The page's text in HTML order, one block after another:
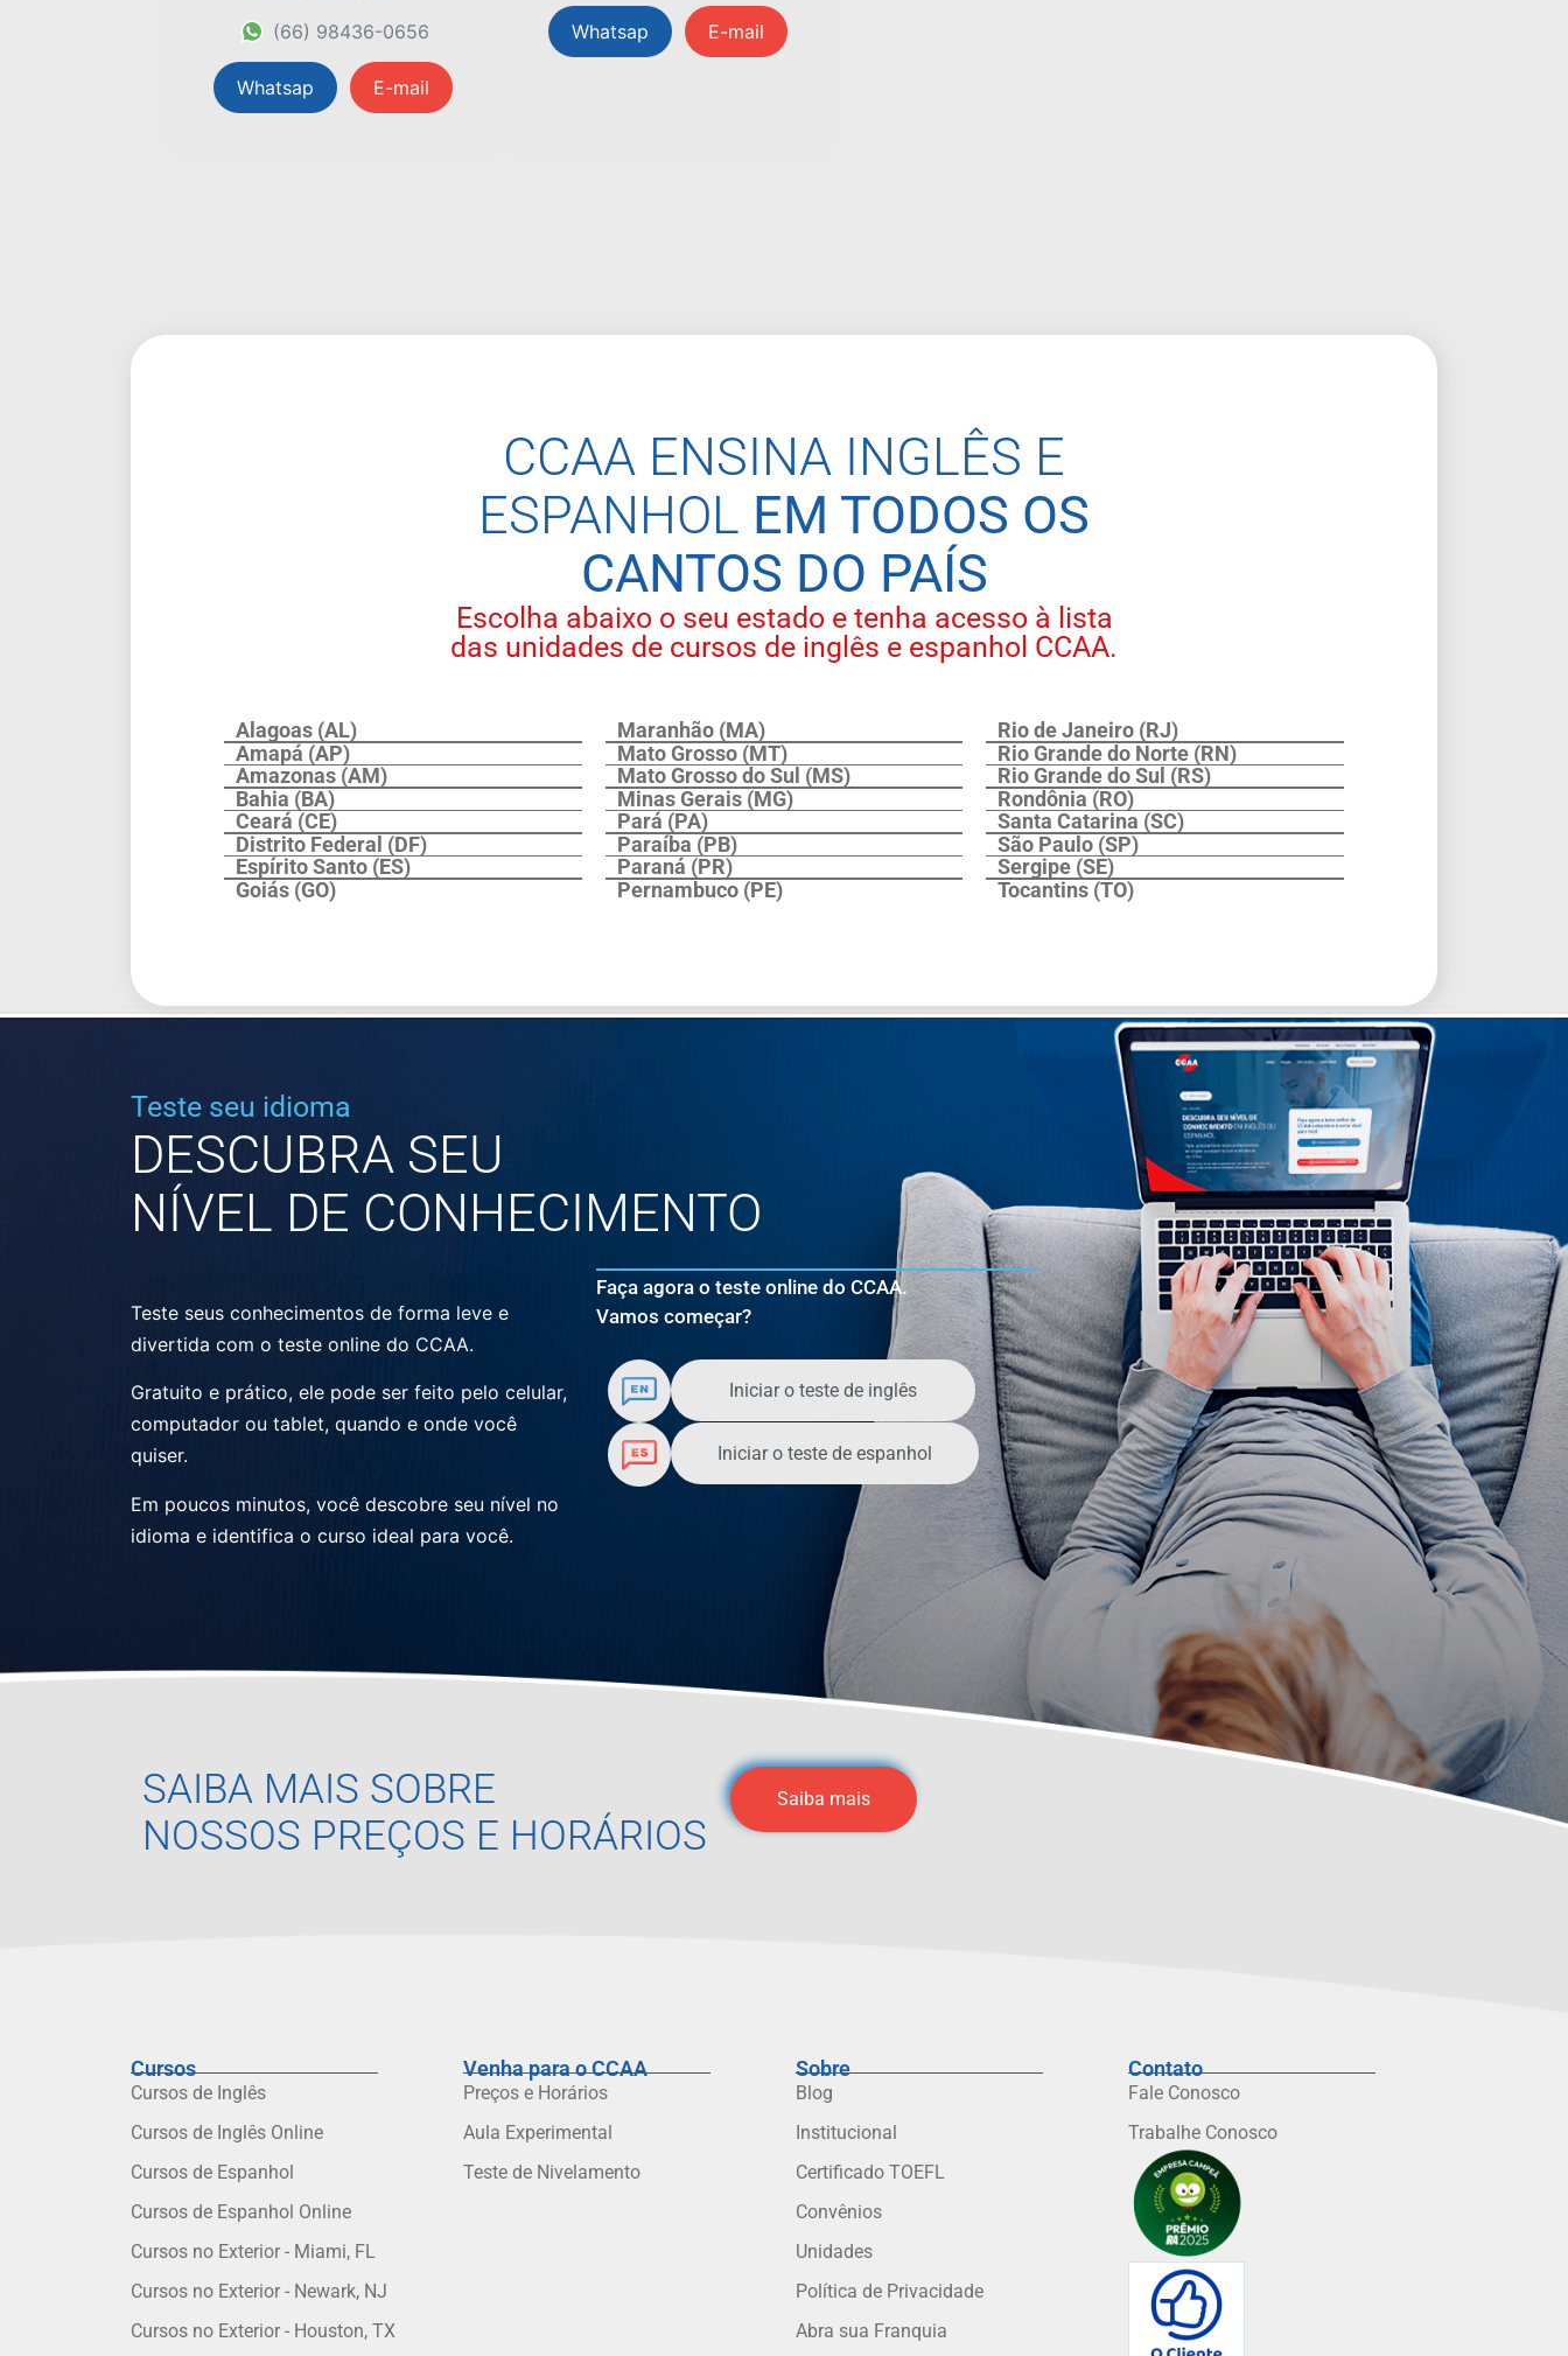
(66) 98436-0656
Whatsap E-mail
Whatsap E-mail
CCAA ENSINA INGLÊS E
ESPANHOL EM TODOS OS
CANTOS DO PAÍS
Escolha abaixo o seu estado e tenha acesso à lista
das unidades de cursos de inglês e espanhol CCAA.
Alagoas (AL)
Amapá (AP)
Amazonas (AM)
Bahia (BA)
Ceará (CE)
Distrito Federal (DF)
Espírito Santo (ES)
Goiás (GO)
Maranhão (MA)
Mato Grosso (MT)
Mato Grosso do Sul (MS)
Minas Gerais (MG)
Pará (PA)
Paraíba (PB)
Paraná (PR)
Pernambuco (PE)
Rio de Janeiro (RJ)
Rio Grande do Norte (RN)
Rio Grande do Sul (RS)
Rondônia (RO)
Santa Catarina (SC)
São Paulo (SP)
Sergipe (SE)
Tocantins (TO)
Teste seu idioma
DESCUBRA SEU
NÍVEL DE CONHECIMENTO
Teste seus conhecimentos de forma leve e
divertida com o teste online do CCAA.
Gratuito e prático, ele pode ser feito pelo celular,
computador ou tablet, quando e onde você
quiser.
Em poucos minutos, você descobre seu nível no
idioma e identifica o curso ideal para você.
Faça agora o teste online do CCAA.
Vamos começar?
Iniciar o teste de inglês
Iniciar o teste de espanhol
SAIBA MAIS SOBRE
NOSSOS PREÇOS E HORÁRIOS
Saiba mais
Cursos
Cursos de Inglês
Cursos de Inglês Online
Cursos de Espanhol
Cursos de Espanhol Online
Cursos no Exterior - Miami, FL
Cursos no Exterior - Newark, NJ
Cursos no Exterior - Houston, TX
Venha para o CCAA
Preços e Horários
Aula Experimental
Teste de Nivelamento
Sobre
Blog
Institucional
Certificado TOEFL
Convênios
Unidades
Política de Privacidade
Abra sua Franquia
Contato
Fale Conosco
Trabalhe Conosco